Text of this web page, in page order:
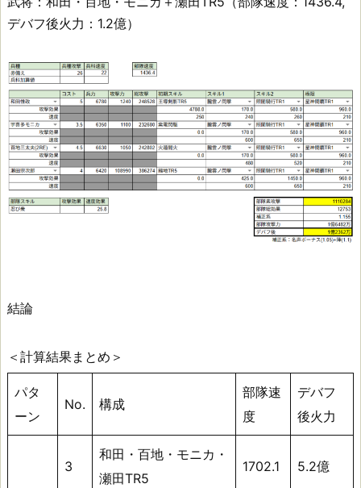
デバフ後火力：1.2億）
結論
＜計算結果まとめ＞
パタ
ーン
No. 構成
部隊速
度
デバフ
後火力
3
和田・百地・モニカ・
瀬田TR5
1702.1 5.2億